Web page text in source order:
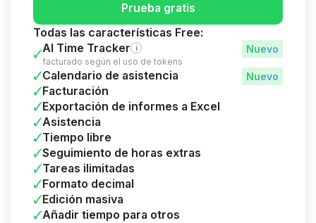
Prueba gratis
Todas las características Free:
AI Time Tracker
i
facturado según el uso de tokens
Calendario de asistencia
Facturación
Exportación de informes a Excel
Asistencia
Tiempo libre
Seguimiento de horas extras
Tareas ilimitadas
Formato decimal
Edición masiva
Añadir tiempo para otros